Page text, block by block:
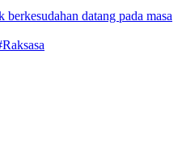
datang pada masa
Raksasa